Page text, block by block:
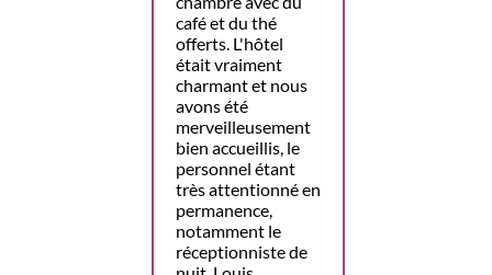
café et du thé
offerts. L'hôtel
était vraiment
charmant et nous
avons été
merveilleusement
bien accueillis, le
personnel étant
très attentionné en
permanence,
notamment le
réceptionniste de